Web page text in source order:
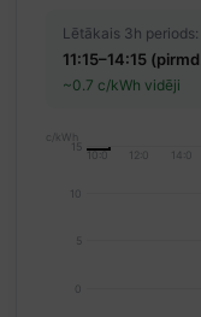
Lētākais 3h periods:
11:15–14:15
~0.7 c/kWh vidēji
c/kWh
0
5
10
15
10:00 12:00 14:00